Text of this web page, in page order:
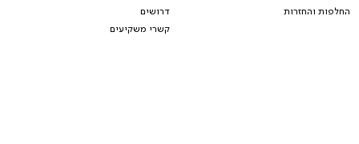
החלפות והחזרות
דרושים
קשרי משקיעים